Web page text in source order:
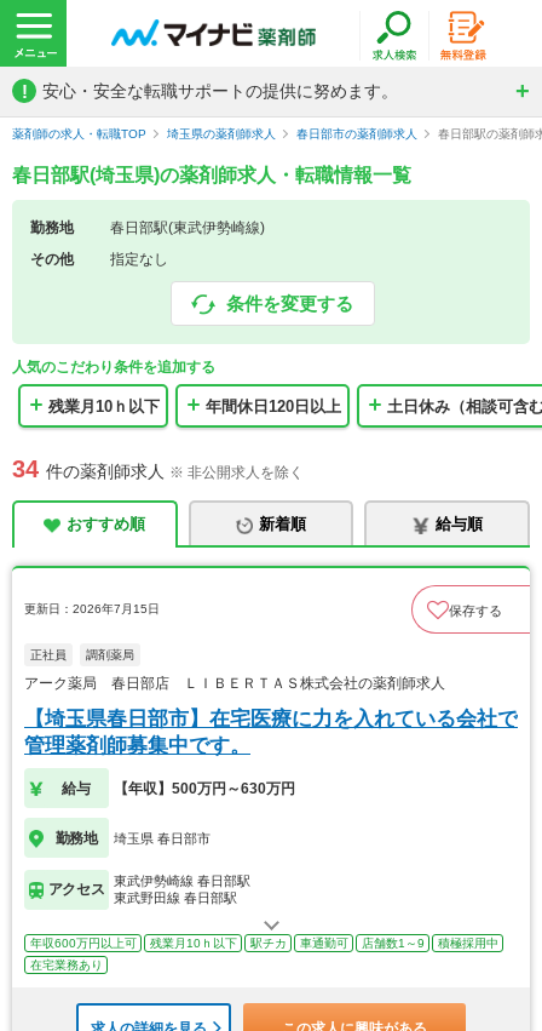
! 安心・安全な転職サポートの提供に努めます。
薬剤師の求人・転職TOP 埼玉県の薬剤師求人 春日部市の薬剤師求人 春日部駅の薬剤師
春日部駅(埼玉県)の薬剤師求人・転職情報一覧
勤務地
春日部駅(東武伊勢崎線)
その他
指定なし
条件を変更する
人気のこだわり条件を追加する
残業月10ｈ以下 年間休日120日以上 土日休み（相談可含
34 件の薬剤師求人 ※ 非公開求人を除く
おすすめ順 新着順 給与順
更新日：2026年7月15日 保存する
正社員 調剤薬局
アーク薬局 春日部店 ＬＩＢＥＲＴＡＳ株式会社の薬剤師求人
【埼玉県春日部市】在宅医療に力を入れている会社で
管理薬剤師募集中です。
給与 【年収】500万円～630万円
勤務地 埼玉県 春日部市
アクセス
東武伊勢崎線 春日部駅
東武野田線 春日部駅
年収600万円以上可 残業月10ｈ以下 駅チカ 車通勤可 店舗数1～9
積極採用中
在宅業務あり